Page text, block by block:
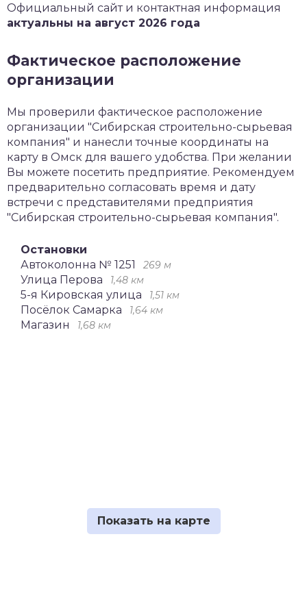
Официальный сайт и контактная информация
актуальны на август 2026 года
Фактическое расположение
организации
Мы проверили фактическое расположение
организации "Сибирская строительно-сырьевая
компания" и нанесли точные координаты на
карту в Омск для вашего удобства. При желании
Вы можете посетить предприятие. Рекомендуем
предварительно согласовать время и дату
встречи с представителями предприятия
"Сибирская строительно-сырьевая компания".
Остановки
Автоколонна № 1251
269 м
Улица Перова 1,48 км
5-я Кировская улица 1,51 км
Посёлок Самарка 1,64 км
Магазин 1,68 км